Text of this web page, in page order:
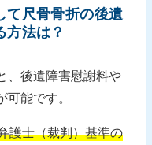
て尺骨骨折の後遺
方法は？
、後遺障害慰謝料や
能です。
護士（裁判）基準の